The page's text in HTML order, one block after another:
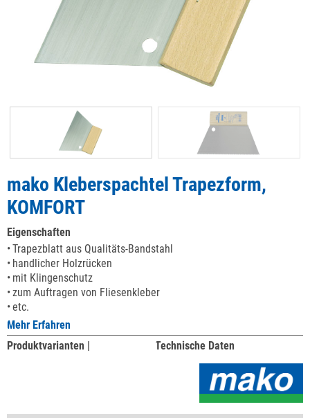
mako Kleberspachtel Trapezform,
KOMFORT
Eigenschaften
Trapezblatt aus Qualitäts-Bandstahl
handlicher Holzrücken
mit Klingenschutz
zum Auftragen von Fliesenkleber
etc.
Mehr Erfahren
Produktvarianten |
Technische Daten